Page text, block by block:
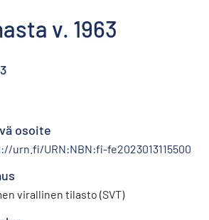
v. 1963
osoite
urn.fi/URN:NBN:fi-fe2023013115500
virallinen tilasto (SVT)